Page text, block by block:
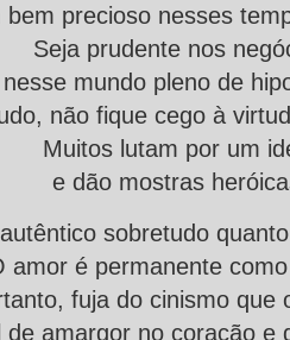
bem precioso nesses
Seja prudente nos
nesse mundo pleno de
não fique cego à
Muitos lutam por um
e dão mostras
sobretudo
amor é permanente
fuja do cinismo que
de amargor no coração e